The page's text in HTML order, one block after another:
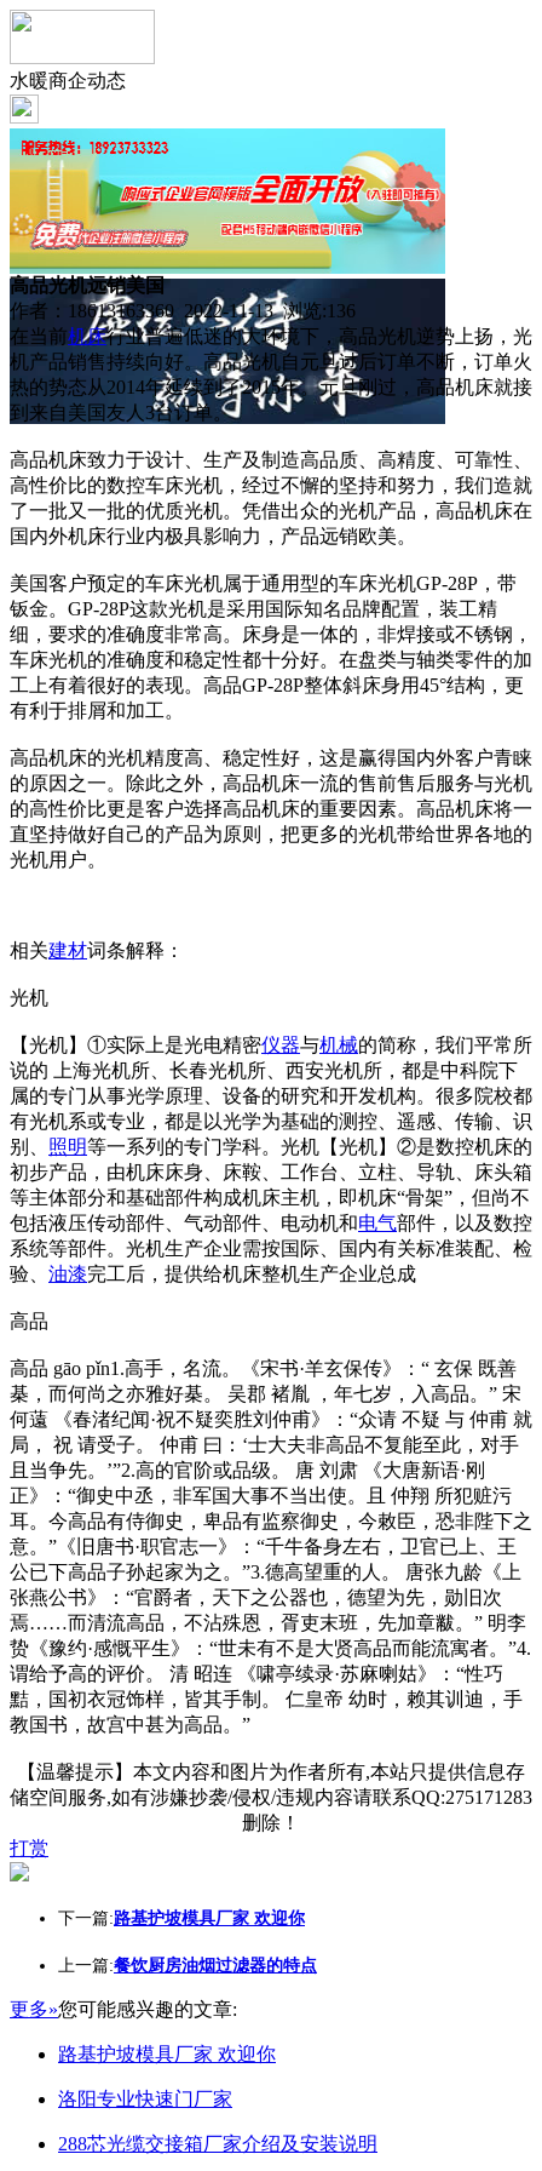
水暖商企动态
高品光机远销美国
作者：18613163360 2022-11-13 浏览:136
在当前机床行业普遍低迷的大环境下，高品光机逆势上扬，光
机产品销售持续向好。高品光机自元旦过后订单不断，订单火
热的势态从2014年延续到了2015年。元旦刚过，高品机床就接
到来自美国友人3台订单。
高品机床致力于设计、生产及制造高品质、高精度、可靠性、
高性价比的数控车床光机，经过不懈的坚持和努力，我们造就
了一批又一批的优质光机。凭借出众的光机产品，高品机床在
国内外机床行业内极具影响力，产品远销欧美。
美国客户预定的车床光机属于通用型的车床光机GP-28P，带
钣金。GP-28P这款光机是采用国际知名品牌配置，装工精
细，要求的准确度非常高。床身是一体的，非焊接或不锈钢，
车床光机的准确度和稳定性都十分好。在盘类与轴类零件的加
工上有着很好的表现。高品GP-28P整体斜床身用45°结构，更
有利于排屑和加工。
高品机床的光机精度高、稳定性好，这是赢得国内外客户青睐
的原因之一。除此之外，高品机床一流的售前售后服务与光机
的高性价比更是客户选择高品机床的重要因素。高品机床将一
直坚持做好自己的产品为原则，把更多的光机带给世界各地的
光机用户。
相关建材词条解释：
光机
【光机】①实际上是光电精密仪器与机械的简称，我们平常所
说的 上海光机所、长春光机所、西安光机所，都是中科院下
属的专门从事光学原理、设备的研究和开发机构。很多院校都
有光机系或专业，都是以光学为基础的测控、遥感、传输、识
别、 照明等一系列的专门学科。光机【光机】②是数控机床的
初步产品，由机床床身、床鞍、工作台、立柱、导轨、床头箱
等主体部分和基础部件构成机床主机，即机床“骨架”，但尚不
包括液压传动部件、气动部件、电动机和电气部件，以及数控
系统等部件。光机生产企业需按国际、国内有关标准装配、检
验、 油漆完工后，提供给机床整机生产企业总成
高品
高品 gāo pǐn1.高手，名流。《宋书·羊玄保传》：“ 玄保 既善
棊，而何尚之亦雅好棊。 吴郡 褚胤 ，年七岁，入高品。” 宋
何薳 《春渚纪闻·祝不疑奕胜刘仲甫》：“众请 不疑 与 仲甫 就
局， 祝 请受子。 仲甫 曰：‘士大夫非高品不复能至此，对手
且当争先。’”2.高的官阶或品级。 唐 刘肃 《大唐新语·刚
正》：“御史中丞，非军国大事不当出使。且 仲翔 所犯赃污
耳。今高品有侍御史，卑品有监察御史，今敕臣，恐非陛下之
意。”《旧唐书·职官志一》：“千牛备身左右，卫官已上、王
公已下高品子孙起家为之。”3.德高望重的人。 唐张九龄《上
张燕公书》：“官爵者，天下之公器也，德望为先，勋旧次
焉……而清流高品，不沾殊恩，胥吏末班，先加章黻。” 明李
贽《豫约·感慨平生》：“世未有不是大贤高品而能流寓者。”4.
谓给予高的评价。 清 昭连 《啸亭续录·苏麻喇姑》：“性巧
黠，国初衣冠饰样，皆其手制。 仁皇帝 幼时，赖其训迪，手
教国书，故宫中甚为高品。”
【温馨提示】本文内容和图片为作者所有,本站只提供信息存
储空间服务,如有涉嫌抄袭/侵权/违规内容请联系QQ:275171283
删除！
打赏
下一篇:路基护坡模具厂家 欢迎你
上一篇:餐饮厨房油烟过滤器的特点
更多»您可能感兴趣的文章:
路基护坡模具厂家 欢迎你
洛阳专业快速门厂家
288芯光缆交接箱厂家介绍及安装说明